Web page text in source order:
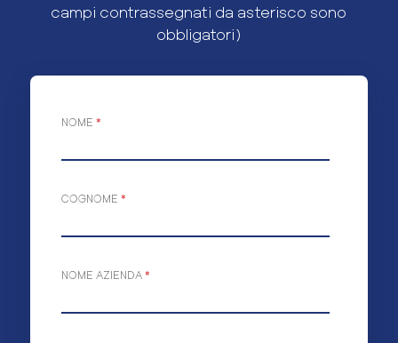
campi contrassegnati da asterisco sono
obbligatori)
NOME *
COGNOME *
NOME AZIENDA *